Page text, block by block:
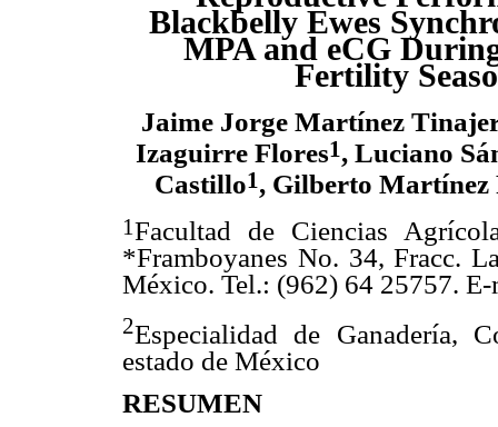
Blackbelly Ewes
MPA and eCG
Fertility
Jaime Jorge Martínez
Izaguirre Flores1, Luciano
Castillo1, Gilberto Martínez
1Facultad de Ciencias
*Framboyanes No. 34, Fracc.
México. Tel.: (962) 64 25757.
2Especialidad de Ganadería,
estado de México
RESUMEN